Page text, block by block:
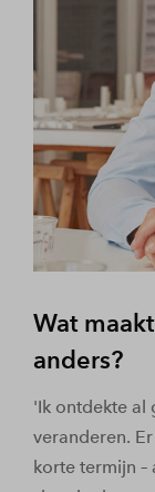
Wat
anders?
'Ik ontdekte al
veranderen.
korte termijn –